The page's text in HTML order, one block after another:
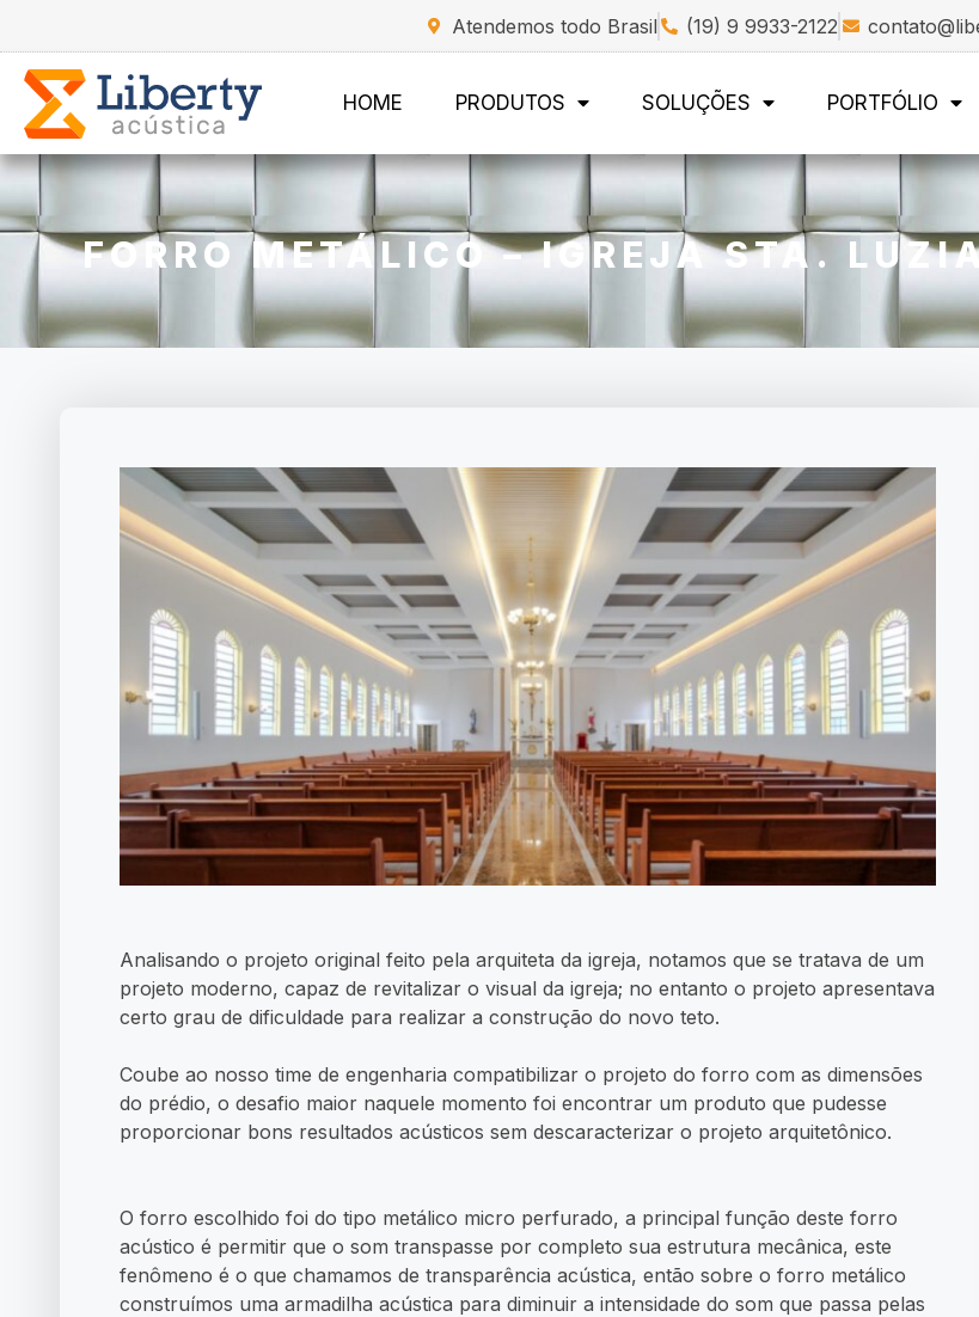
Atendemos todo Brasil (19) 9 9933-2122
HOME PRODUTOS SOLUÇÕES PORTFÓLIO
FORRO METÁLICO – IGREJA STA.
Analisando o projeto original feito pela arquiteta da igreja, notamos que se tratava de um
projeto moderno, capaz de revitalizar o visual da igreja; no entanto o projeto apresentava
certo grau de dificuldade para realizar a construção do novo teto.
Coube ao nosso time de engenharia compatibilizar o projeto do forro com as dimensões
do prédio, o desafio maior naquele momento foi encontrar um produto que pudesse
proporcionar bons resultados acústicos sem descaracterizar o projeto arquitetônico.
O forro escolhido foi do tipo metálico micro perfurado, a principal função deste forro
acústico é permitir que o som transpasse por completo sua estrutura mecânica, este
fenômeno é o que chamamos de transparência acústica, então sobre o forro metálico
construímos uma armadilha acústica para diminuir a intensidade do som que passa pelas